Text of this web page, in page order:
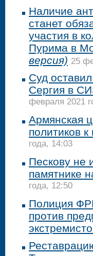
Наличие
станет
участия в
Пурима в
версия) 25
Суд
Сергия в
февраля 2021
Армянская
политиков
года, 14:03
Пескову не
памятнике
года, 12:50
Полиция
против